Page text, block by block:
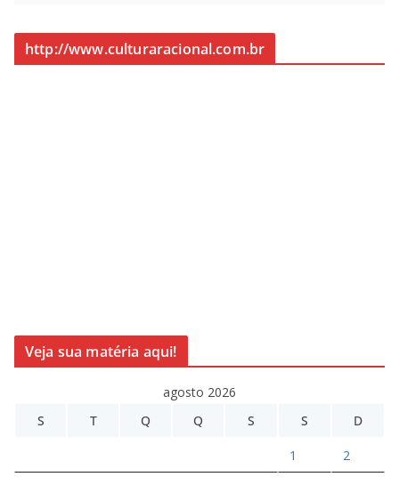
http://www.culturaracional.com.br
Veja sua matéria aqui!
agosto 2026
S
T Q Q S S D
1 2